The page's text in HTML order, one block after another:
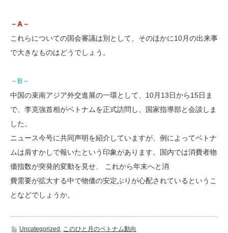
－A－
これらについての国会審議は別として、そのほかに10月の出来事
で大きなものはどうでしょう。
－B－
中国の束南アジア外交進展の一環として、10月13日から15日ま
で、李克強首相がベトナムを正式訪問し、国家指導部と会談しま
した。
ニュース今号に共同声明を紹介していますが、例によってベトナ
ムは肩すかしで報いたという印象があります。国内では消費者物
価指数が突発的変動を見せ、 これから年末へと消
費需要が拡大する中で物価の安定ぶりが心配されているというこ
となどでしょうか。
Uncategorized , このひと月のベトナム動向